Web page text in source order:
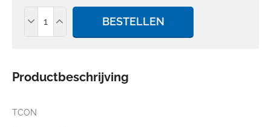
BESTELLEN
Productbeschrijving
TCON